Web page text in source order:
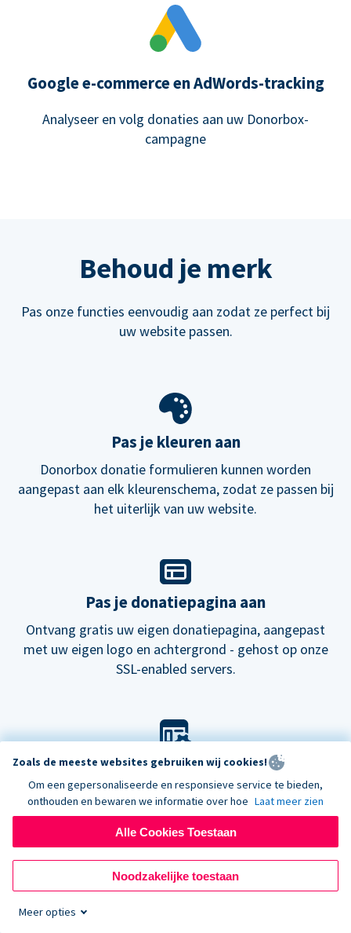
Google e-commerce en AdWords-tracking
Analyseer en volg donaties aan uw Donorbox-
campagne
Behoud je merk
Pas onze functies eenvoudig aan zodat ze perfect bij
uw website passen.
Pas je kleuren aan
Donorbox donatie formulieren kunnen worden
aangepast aan elk kleurenschema, zodat ze passen bij
het uiterlijk van uw website.
Pas je donatiepagina aan
Ontvang gratis uw eigen donatiepagina, aangepast
met uw eigen logo en achtergrond - gehost op onze
SSL-enabled servers.
Pas je look aan
Kies onze standaard lay-out voor donatieformulieren
of probeer onzenieuwedonatiepagina's.
Zoals de meeste websites gebruiken wij cookies!
Om een gepersonaliseerde en responsieve service te bieden,
onthouden en bewaren we informatie over hoe Laat meer zien
Alle Cookies Toestaan
Noodzakelijke toestaan
Meer opties